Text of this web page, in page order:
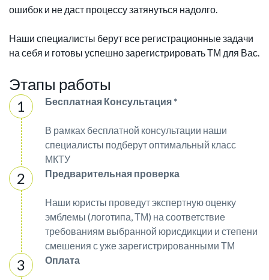
ошибок и не даст процессу затянуться надолго.
Наши специалисты берут все регистрационные задачи
на себя и готовы успешно зарегистрировать ТМ для Вас.
Этапы работы
Бесплатная Консультация *
В рамках бесплатной консультации наши
специалисты подберут оптимальный класс
МКТУ
Предварительная проверка
Наши юристы проведут экспертную оценку
эмблемы (логотипа, ТМ) на соответствие
требованиям выбранной юрисдикции и степени
смешения с уже зарегистрированными ТМ
Оплата